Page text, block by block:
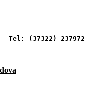
Tel: (37322) 237972